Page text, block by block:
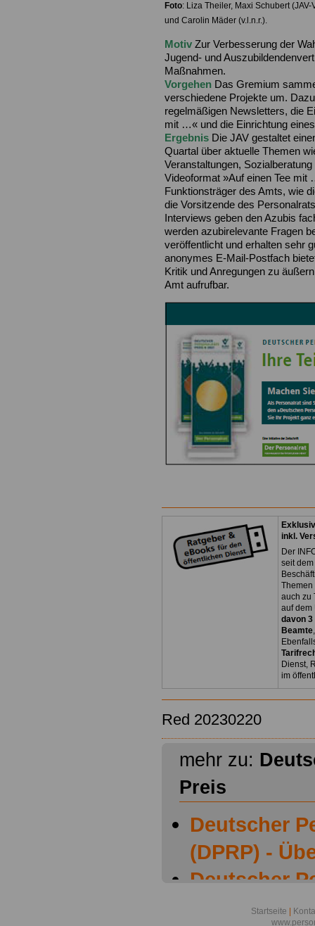
Foto: Liza Theiler, Maxi Schubert (JAV-
und Carolin Mäder (v.l.n.r.).
Motiv Zur Verbesserung der
Jugend- und
Maßnahmen.
Vorgehen Das Gremium
verschiedene Projekte um.
regelmäßigen Newsletters, die
mit …« und die Einrichtung
Ergebnis Die JAV gestaltet
Quartal über aktuelle Themen
Veranstaltungen,
Videoformat »Auf einen Tee
Funktionsträger des Amts, wie
die Vorsitzende des
Interviews geben den Azubis
werden azubirelevante Fragen
veröffentlicht und erhalten sehr
anonymes E-Mail-Postfach
Kritik und Anregungen zu
Amt aufrufbar.
inkl.
Der
seit
Themen
auch zu
auf dem
davon 3
Beamte
Dienst,
im
Red 20230220
mehr zu:
Preis
Deutscher
(DPRP) -
Deutscher
Startseite